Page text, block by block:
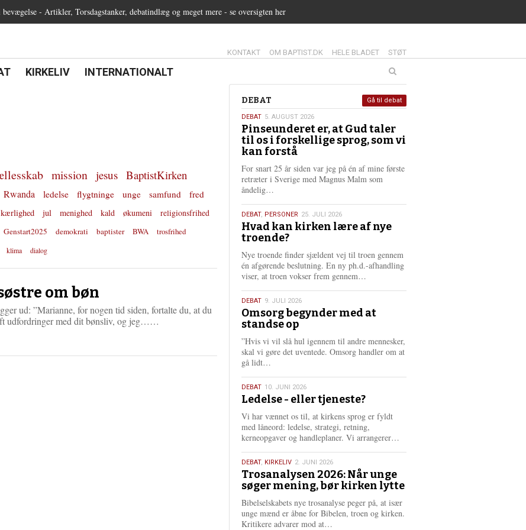
- Artikler, Torsdagstanker, debatindlæg og meget mere - se oversigten her
13.0:
KONTAKT 14.0:
OM BAPTIST.DK 15.0:
HELE BLADET 16.0:
STØT
21.0:
KIRKELIV 22.0:
INTERNATIONALT
mission jesus BaptistKirken
Rwanda ledelse flygtninge unge samfund
fred
kærlighed jul menighed kald økumeni
religionsfrihed
Genstart2025 demokrati baptister BWA
trosfrihed
klima dialog
om bøn
ud: ”Marianne, for nogen tid siden, fortalte du, at du
udfordringer med dit bønsliv, og jeg……
m
Debat
DEBAT
5.
august
2026
DEBAT 5. AUGUST 2026
Pinseunderet er, at Gud taler
til os i forskellige sprog, som vi
kan forstå
For snart 25 år siden var jeg på én af mine første
retræter i Sverige med Magnus Malm som
åndelig…
s
m
e
r
e
25.
juli
2026
DEBAT, PERSONER 25. JULI 2026
Hvad kan kirken lære af nye
troende?
Nye troende finder sjældent vej til troen gennem
én afgørende beslutning. En ny ph.d.-afhandling
viser, at troen vokser frem gennem…
e
e
9.
juli
2026
DEBAT 9. JULI 2026
Omsorg begynder med at
standse op
”Hvis vi vil slå hul igennem til andre mennesker,
skal vi gøre det uventede. Omsorg handler om at
gå lidt…
s
e
r
e
10.
juni
2026
DEBAT 10. JUNI 2026
Ledelse - eller tjeneste?
Vi har vænnet os til, at kirkens sprog er fyldt
med låneord: ledelse, strategi, retning,
kerneopgaver og handleplaner. Vi arrangerer…
r
e
2.
juni
2026
DEBAT, KIRKELIV 2. JUNI 2026
Trosanalysen 2026: Når unge
søger mening, bør kirken lytte
Bibelselskabets nye trosanalyse peger på, at især
unge mænd er åbne for Bibelen, troen og kirken.
Kritikere advarer mod at…
Gå til debat